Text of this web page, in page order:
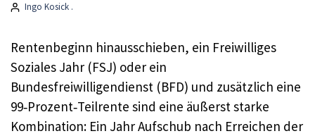
Ingo Kosick .
Rentenbeginn hinausschieben, ein Freiwilliges
Soziales Jahr (FSJ) oder ein
Bundesfreiwilligendienst (BFD) und zusätzlich eine
99‑Prozent‑Teilrente sind eine äußerst starke
Kombination: Ein Jahr Aufschub nach Erreichen der